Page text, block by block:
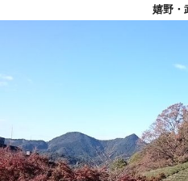
嬉野・